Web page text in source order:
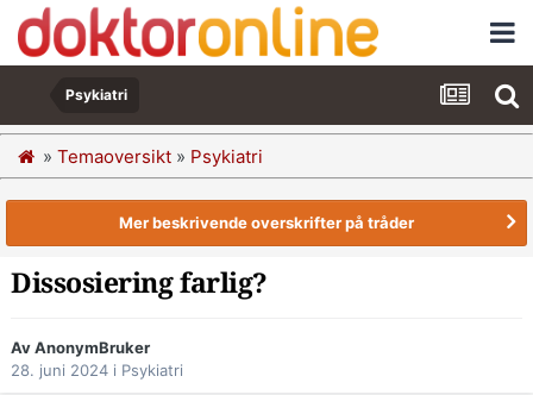
Psykiatri
» Temaoversikt » Psykiatri
Mer beskrivende overskrifter på tråder
Dissosiering farlig?
Av AnonymBruker
28. juni 2024 i Psykiatri